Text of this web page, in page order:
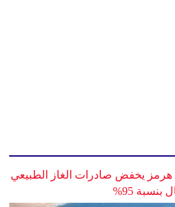
يخفض صادرات الغاز الطبيعي
بنسبة 95%